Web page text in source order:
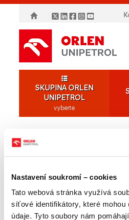
Nastavení soukromí – cookies
Tato webová stránka využívá
síťové identifikátory, které mohou
údaje. Tyto soubory nám
SKUPINA ORLEN
UNIPETROL
vyberte
AKCIONÁŘI
MÉDIA
NABÍDKA SKUPINY
ORLEN